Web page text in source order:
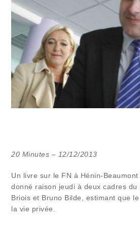
20 Minutes – 12/12/2013
Un livre sur le FN à Hénin-
donné raison jeudi à deux cadres
Briois et Bruno Bilde, estimant que
la vie privée.